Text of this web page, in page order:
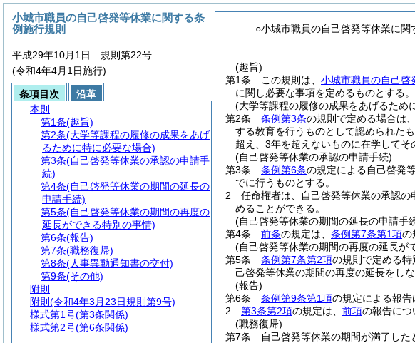
○小城市職員の自己啓発等休業に関
(趣旨)
第1条
この規則は、 小城市職員の自己啓
に関し必要な事項を定めるものとする。
(大学等課程の履修の成果をあげるため
第2条
条例第3条の規則で定める場合は
する教育を行うものとして認められた
超え、3年を超えないものに在学してそ
(自己啓発等休業の承認の申請手続)
第3条
条例第6条の規定による自己啓発
でに行うものとする。
2
任命権者は、自己啓発等休業の承認
めることができる。
(自己啓発等休業の期間の延長の申請手
第4条
前条の規定は、 条例第7条第1項の
(自己啓発等休業の期間の再度の延長が
第5条
条例第7条第2項の規則で定める
己啓発等休業の期間の再度の延長をし
(報告)
第6条
条例第9条第1項の規定による報
2
第3条第2項の規定は、 前項の報告につ
(職務復帰)
第7条
自己啓発等休業の期間が満了し
小城市職員の自己啓発等休業に関する条
例施行規則
平成29年10月1日 規則第22号
(令和4年4月1日施行)
条項目次
沿革
本則
第1条(趣旨)
第2条(大学等課程の履修の成果をあげ
るために特に必要な場合)
第3条(自己啓発等休業の承認の申請手
続)
第4条(自己啓発等休業の期間の延長の
申請手続)
第5条(自己啓発等休業の期間の再度の
延長ができる特別の事情)
第6条(報告)
第7条(職務復帰)
第8条(人事異動通知書の交付)
第9条(その他)
附則
附則 (令和4年3月23日規則第9号)
様式第1号(第3条関係)
様式第2号(第6条関係)